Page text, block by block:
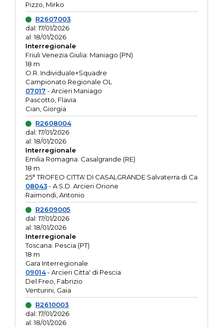
Pizzo, Mirko
R2607003
dal: 17/01/2026
al: 18/01/2026
Interregionale
Friuli Venezia Giulia: Maniago (PN)
18 m
O.R. Individuale+Squadre
Campionato Regionale OL
07017 - Arcieri Maniago
Pascotto, Flavia
Cian, Giorgia
R2608004
dal: 17/01/2026
al: 18/01/2026
Interregionale
Emilia Romagna: Casalgrande (RE)
18 m
25° TROFEO CITTA' DI CASALGRANDE Salvaterra di Ca
08043- A.S.D. Arcieri Orione
Raimondi, Antonio
R2609005
dal: 17/01/2026
al: 18/01/2026
Interregionale
Toscana: Pescia (PT)
18 m
Gara Interregionale
09014- Arcieri Citta' di Pescia
Del Freo, Fabrizio
Venturini, Gaia
R2610003
dal: 17/01/2026
al: 18/01/2026